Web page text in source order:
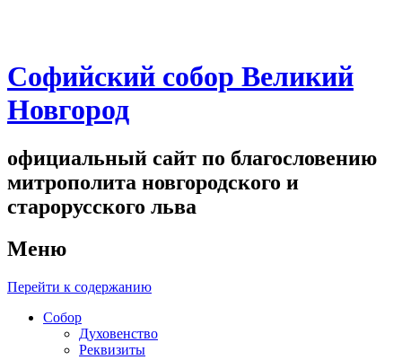
Софийский собор Великий
Новгород
официальный сайт по благословению
митрополита новгородского и
старорусского льва
Меню
Перейти к содержанию
Собор
Духовенство
Реквизиты